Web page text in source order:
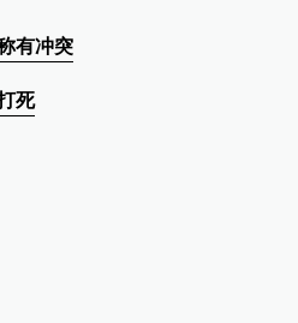
有冲突
死